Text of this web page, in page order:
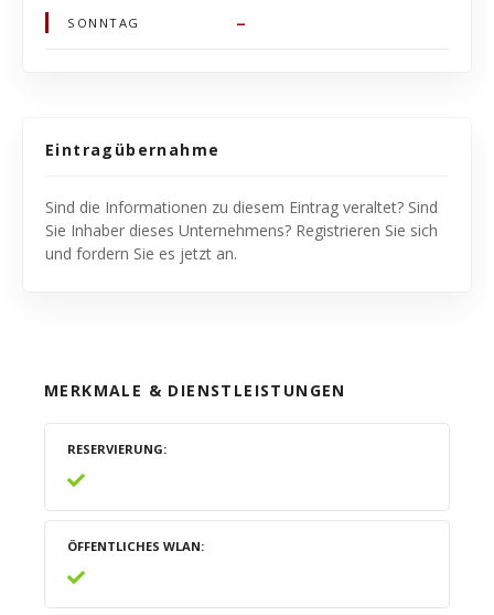
SONNTAG –
Eintragübernahme
Sind die Informationen zu diesem Eintrag veraltet? Sind
Sie Inhaber dieses Unternehmens? Registrieren Sie sich
und fordern Sie es jetzt an.
MERKMALE & DIENSTLEISTUNGEN
RESERVIERUNG
ÖFFENTLICHES WLAN